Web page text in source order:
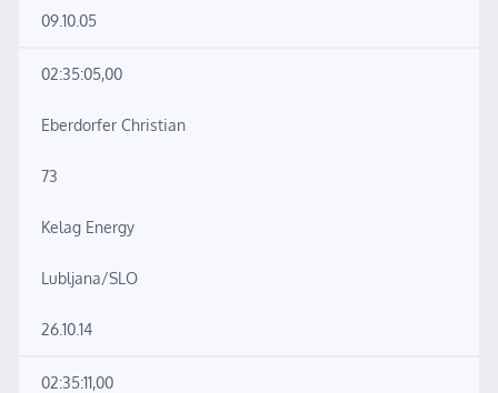
09.10.05
02:35:05,00
Eberdorfer Christian
73
Kelag Energy
Lubljana/SLO
26.10.14
02:35:11,00